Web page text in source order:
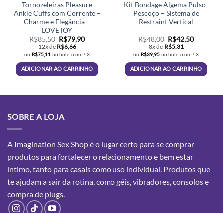
Tornozeleiras Pleasure
Ankle Cuffs com Corrente –
Charme e Elegância –
LOVETOY
R$85,50 O
preço
original
era:
R$85,50.
R$79,90O
atual
é:
R$79,90.
12x de R$6,66
ou R$75,11 no boleto ou PIX
ADICIONAR AO CARRINHO
Kit Bondage Algema Pulso-
Pescoço – Sistema de
Restraint Vertical
R$48,00 O
preço
original
era:
R$48,00.
R$42,50O
atual
é:
R$42,50.
8x de R$5,31
ou R$39,95 no boleto ou PIX
ADICIONAR AO CARRINHO
SOBRE A LOJA
A Imagination Sex Shop é o lugar certo para se comprar
produtos para fortalecer o relacionamento e bem estar
íntimo, tanto para casais como uso individual. Produtos que
te ajudam a sair da rotina, como géis, vibradores, consolos e
comprade plugs.